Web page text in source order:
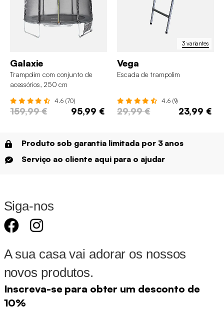
Galaxie
Trampolim com conjunto de
acessórios, 250 cm
4.6 (70)
159,99 € 95,99 €
3 variantes
Vega
Escada de trampolim
4.6 (9)
29,99 € 23,99 €
Produto sob garantia limitada por 3 anos
Serviço ao cliente aqui para o ajudar
Siga-nos
A sua casa vai adorar os nossos
novos produtos.
Inscreva-se para obter um desconto de
10%